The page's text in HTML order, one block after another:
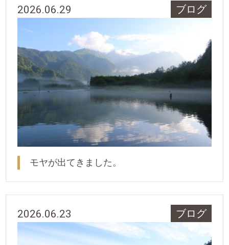
2026.06.29 ブログ
モヤが出てきました。
2026.06.23 ブログ